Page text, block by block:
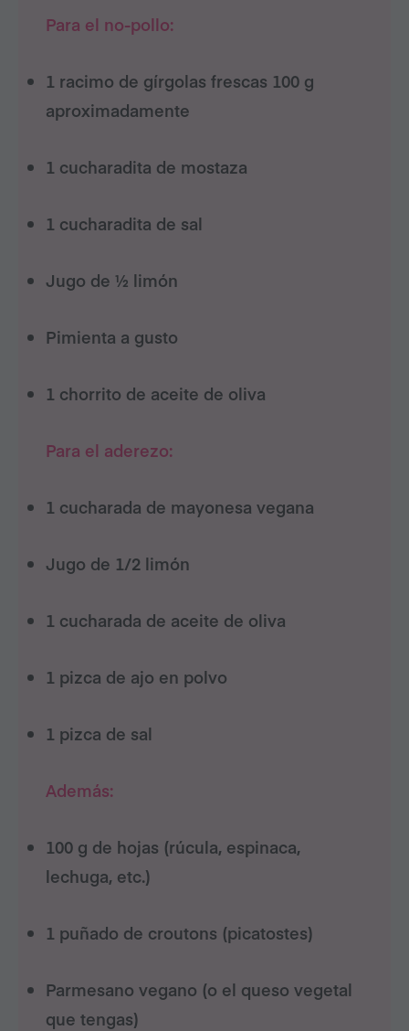
Para el no-pollo:
1 racimo de gírgolas frescas 100 g
aproximadamente
1 cucharadita de mostaza
1 cucharadita de sal
Jugo de ½ limón
Pimienta a gusto
1 chorrito de aceite de oliva
Para el aderezo:
1 cucharada de mayonesa vegana
Jugo de 1/2 limón
1 cucharada de aceite de oliva
1 pizca de ajo en polvo
1 pizca de sal
Además:
100 g de hojas (rúcula, espinaca,
lechuga, etc.)
1 puñado de croutons (picatostes)
Parmesano vegano (o el queso vegetal
que tengas)